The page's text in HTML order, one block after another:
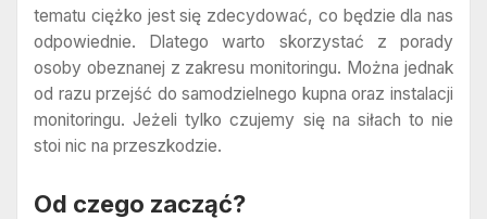
tematu ciężko jest się zdecydować, co będzie dla nas
odpowiednie. Dlatego warto skorzystać z porady
osoby obeznanej z zakresu monitoringu. Można jednak
od razu przejść do samodzielnego kupna oraz instalacji
monitoringu. Jeżeli tylko czujemy się na siłach to nie
stoi nic na przeszkodzie.
Od czego zacząć?